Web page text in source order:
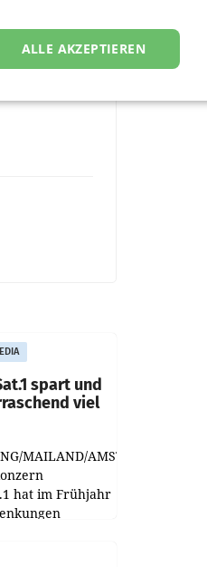
spart und
viel
MAILAND/AMSTERDAM.
hat im Frühjahr
ALLE AKZEPTIEREN